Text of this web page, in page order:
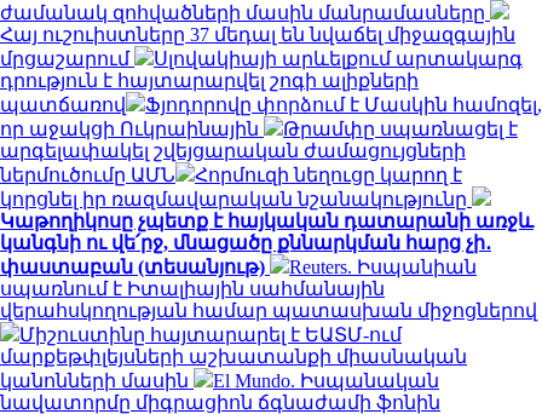
ժամանակ զոհվածների մասին մանրամասները
Հայ ուշուիստները 37 մեդալ են նվաճել միջազգային
մրցաշարում
Սլովակիայի արևելքում արտակարգ
դրություն է հայտարարվել շոգի ալիքների
պատճառով
Ֆյոդորովը փորձում է Մասկին համոզել,
որ աջակցի Ուկրաինային
Թրամփը սպառնացել է
արգելափակել շվեյցարական ժամացույցների
ներմուծումը ԱՄՆ
Հորմուզի նեղուցը կարող է
կորցնել իր ռազմավարական նշանակությունը
Կաթողիկոսը չպետք է հայկական դատարանի առջև
կանգնի ու վե՛րջ, մնացածը քննարկման հարց չի․
փաստաբան (տեսանյութ)
Reuters. Իսպանիան
սպառնում է Իտալիային սահմանային
վերահսկողության համար պատասխան միջոցներով
Միշուստինը հայտարարել է ԵԱՏՄ-ում
մարքեթփլեյսների աշխատանքի միասնական
կանոնների մասին
El Mundo. Իսպանական
նավատորմը միգրացիոն ճգնաժամի ֆոնին